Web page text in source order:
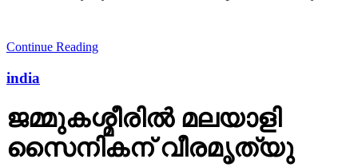
Continue Reading
india
ജമ്മുകശ്മീരില്‍ മലയാളി
സൈനികന് വീരമൃത്യു